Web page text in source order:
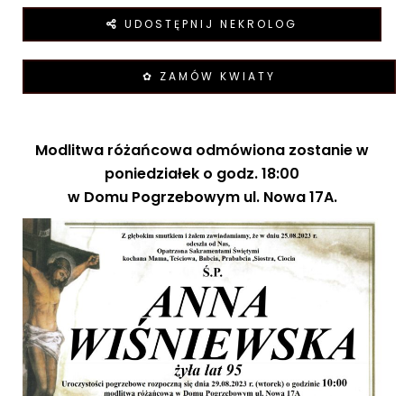
UDOSTĘPNIJ NEKROLOG
✿ ZAMÓW KWIATY
Modlitwa różańcowa odmówiona zostanie w
poniedziałek o godz. 18:00
w Domu Pogrzebowym ul. Nowa 17A.